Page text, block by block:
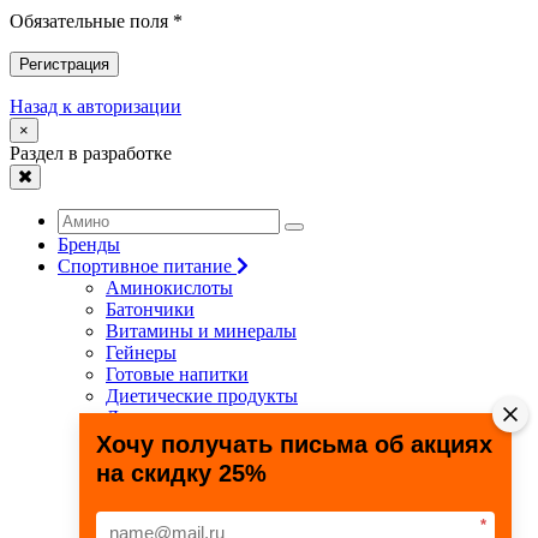
Обязательные поля *
Регистрация
Назад к авторизации
×
Раздел в разработке
Бренды
Спортивное питание
Аминокислоты
Батончики
Витамины и минералы
Гейнеры
Готовые напитки
Диетические продукты
Для связок и суставов
Жиросжигатели
Здоровье и долголетие
Креатин
Специальные препараты
Хочу получать письма об акциях
на скидку 25%
*